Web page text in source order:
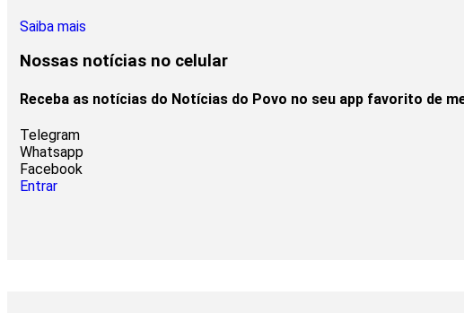
Saiba mais
Nossas notícias no celular
Receba as notícias do Notícias do Povo no seu app favorito de
Telegram
Whatsapp
Facebook
Entrar